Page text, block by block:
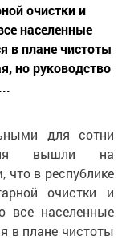
очистки и
населенные
в плане чистоты
но руководство
для сотни
вышли на
что в республике
очистки и
все населенные
в плане чистоты